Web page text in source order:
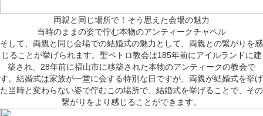
両親と同じ場所で！そう思えた会場の魅力
当時のままの姿で佇む本物のアンティークチャペル
そして、両親と同じ会場での結婚式の魅力として、両親との繋がりを感
じることが挙げられます。聖ペトロ教会は185年前にアイルランドに建
築され、28年前に福山市に移築された本物のアンティークの教会で
す。結婚式は家族が一堂に会する特別な日ですが、両親が結婚式を挙げ
た当時と変わらない姿で佇むこの場所で、結婚式を挙げることで、その
繋がりをより感じることができます。